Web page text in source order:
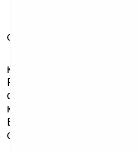
странах пока не
Теперь ждем
который будет уже
Palm Pre есть и
смартфоны на
количеством
BlackBerry,
среди бизнес-